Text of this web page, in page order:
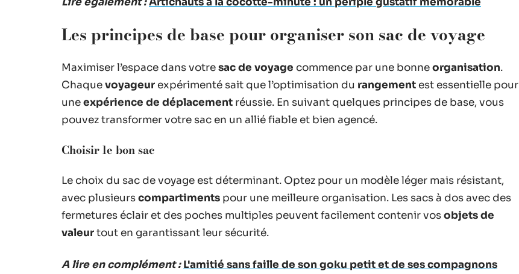
Les principes de base pour organiser son sac de voyage
Maximiser l’espace dans votresac de voyage commence par une bonneorganisation.
Chaquevoyageur expérimenté sait que l’optimisation du rangement est essentielle pour
uneexpérience de déplacement réussie. En suivant quelques principes de base, vous
pouvez transformer votre sac en un allié fiable et bien agencé.
Choisir le bon sac
Le choix du sac de voyage est déterminant. Optez pour un modèle léger mais résistant,
avec plusieurscompartiments pour une meilleure organisation. Les sacs à dos avec des
fermetures éclair et des poches multiples peuvent facilement contenir vosobjets de
valeurtout en garantissant leur sécurité.
A lire en complément : L'amitié sans faille de son goku petit et de ses compagnons